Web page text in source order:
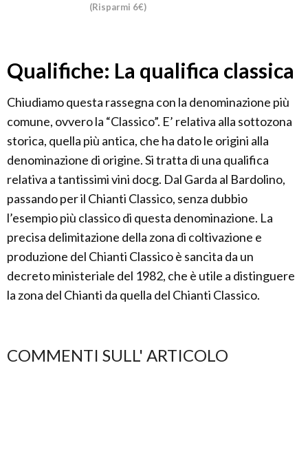
(Risparmi 6€)
Qualifiche: La qualifica classica
Chiudiamo questa rassegna con la denominazione più
comune, ovvero la “Classico”. E’ relativa alla sottozona
storica, quella più antica, che ha dato le origini alla
denominazione di origine. Si tratta di una qualifica
relativa a tantissimi vini docg. Dal Garda al Bardolino,
passando per il Chianti Classico, senza dubbio
l’esempio più classico di questa denominazione. La
precisa delimitazione della zona di coltivazione e
produzione del Chianti Classico è sancita da un
decreto ministeriale del 1982, che è utile a distinguere
la zona del Chianti da quella del Chianti Classico.
COMMENTI SULL' ARTICOLO